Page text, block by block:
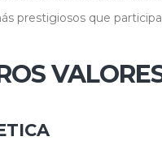
prestigiosos que